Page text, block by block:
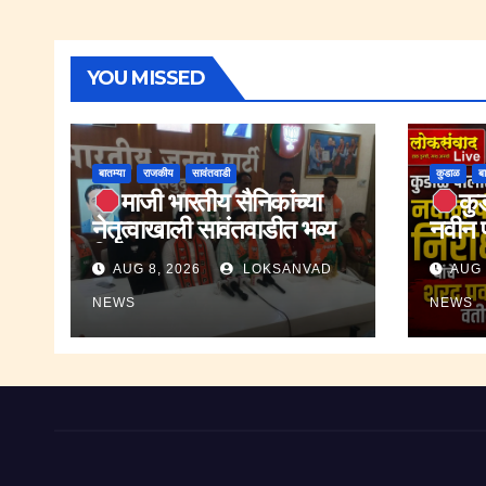
YOU MISSED
बातम्या राजकीय सावंतवाडी
माजी भारतीय सैनिकांच्या
नेतृत्वाखाली सावंतवाडीत भव्य
तिरंगा यात्रा 2026
AUG 8, 2026 LOKSANVAD
NEWS
कुडाळ
नवीन
शरदAUG
NEWS